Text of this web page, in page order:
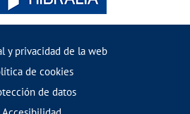
y privacidad de la web
de cookies
de datos